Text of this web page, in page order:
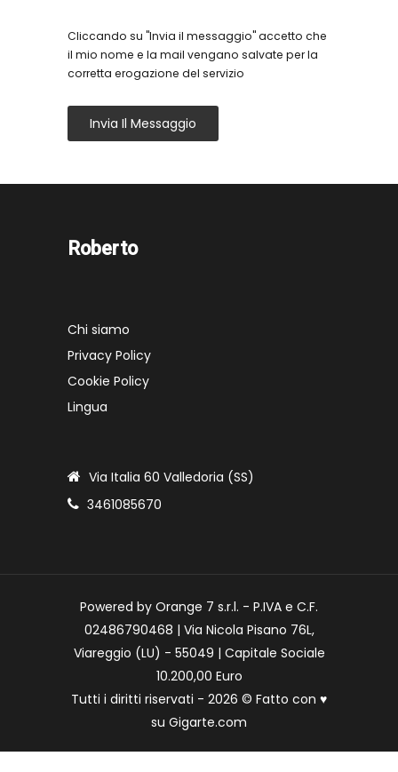
Cliccando su "Invia il messaggio" accetto che
il mio nome e la mail vengano salvate per la
corretta erogazione del servizio
Invia Il Messaggio
Roberto
Chi siamo
Privacy Policy
Cookie Policy
Lingua
Via Italia 60 Valledoria (SS)
3461085670
Powered by Orange 7 s.r.l. - P.IVA e C.F.
02486790468 | Via Nicola Pisano 76L,
Viareggio (LU) - 55049 | Capitale Sociale
10.200,00 Euro
Tutti i diritti riservati - 2026 © Fatto con ♥
su Gigarte.com